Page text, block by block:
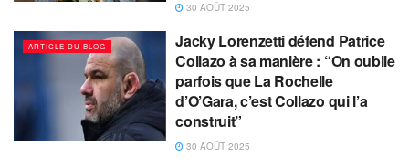
30 AOÛT 2025
ARTICLE DU BLOG
Jacky Lorenzetti défend Patrice
Collazo à sa manière : “On oublie
parfois que La Rochelle
d’O’Gara, c’est Collazo qui l’a
construit”
30 AOÛT 2025